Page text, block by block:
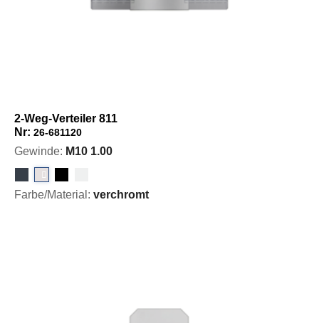
2-Weg-Verteiler 811
Nr: 26-681120
Gewinde: M10 1.00
Farbe/Material: verchromt